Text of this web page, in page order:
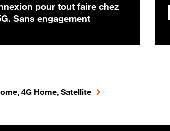
pour tout faire chez
Sans engagement
4G Home, Satellite